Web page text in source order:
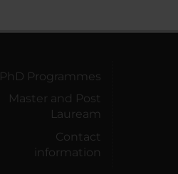
PhD Programmes
Master and Post
Lauream
Contact
information